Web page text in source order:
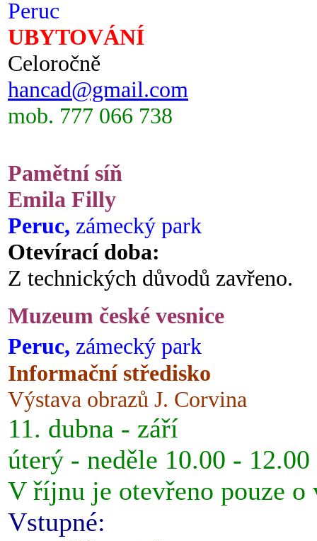
Peruc
UBYTOVÁNÍ
Celoročně
hancad@gmail.com
mob. 777 066 738
Pamětní síň
Emila Filly
Peruc, zámecký park
Otevírací doba:
Z technických důvodů zavřeno.
Muzeum české vesnice
Peruc, zámecký park
Informační středisko
Výstava obrazů J. Corvina
11. dubna - září
úterý - neděle 10.00 -
V říjnu je otevřeno pouze o
Vstupné: